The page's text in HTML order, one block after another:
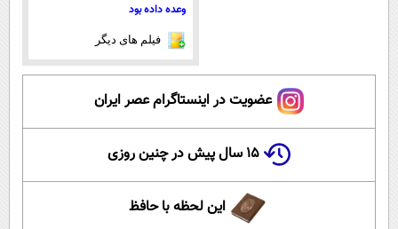
وعده داده بود
فیلم های دیگر
عضویت در اینستاگرام عصر ایران
۱۵ سال پیش در چنین روزی
این لحظه با حافظ